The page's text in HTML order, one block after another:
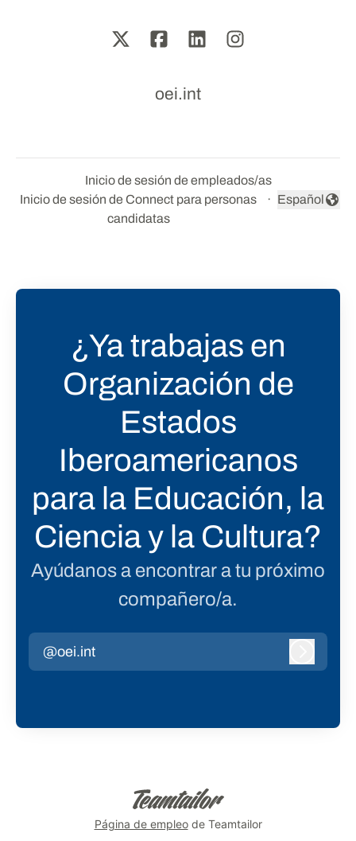
oei.int
Inicio de sesión de empleados/as
Inicio de sesión de Connect para personas
candidatas
·
Cambiar
Español
¿Ya trabajas en
Organización de
Estados
Iberoamericanos
para la Educación, la
Ciencia y la Cultura?
Ayúdanos a encontrar a tu próximo
compañero/a.
@oei.int
Página de empleode Teamtailor